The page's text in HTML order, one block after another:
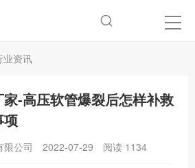
业资讯
-高压软管爆裂后怎样补救
项
限公司 2022-07-29 阅读 1134